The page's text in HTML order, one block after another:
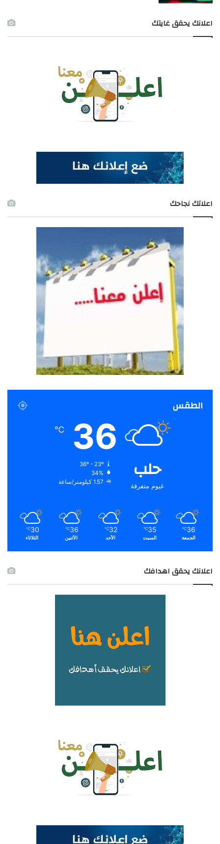
اعلانك يحقق غايتك
اعلاتك نجاحك
الطقس
حلب
غيوم متفرقة
36
℃
36º - 23º
34%
1.57 كيلومتر/ساعة
36
℃
الجمعة
35
℃
السبت
32
℃
الأحد
36
℃
الأثنين
30
℃
الثلاثاء
اعلانك يحقق اهدافك